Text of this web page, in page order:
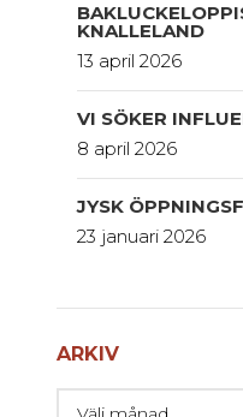
KNALLELAND
13 april 2026
VI SÖKER
8 april 2026
JYSK
23 januari 2026
ARKIV